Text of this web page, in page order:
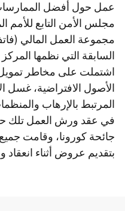
عمل حول أفضل
مجموعة العمل المالي
السابقة التي نظمها
اشتملت على مخاطر تمويل
الأصول الافتراضية، غسل
المرتبط بالإرهاب
في عقد ورش العمل تلك
جائحة كورونا، وقامت
بتقديم عروض أثناء